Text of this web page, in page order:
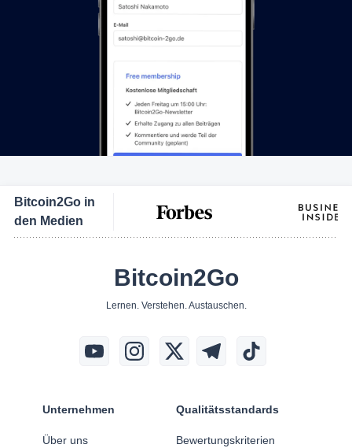
Bitcoin2Go in
den Medien
Bitcoin2Go
Lernen. Verstehen. Austauschen.
Unternehmen
Über uns
Qualitätsstandards
Bewertungskriterien